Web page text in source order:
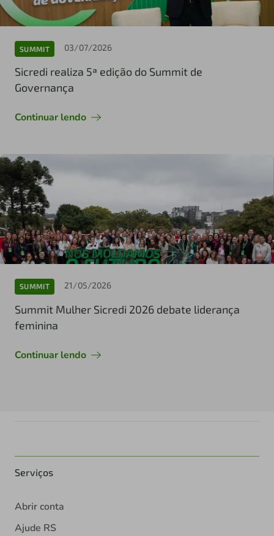
SUMMIT 03/07/2026
Sicredi realiza 5ª edição do Summit de
Governança
Continuar lendo
SUMMIT 21/05/2026
Summit Mulher Sicredi 2026 debate liderança
feminina
Continuar lendo
Serviços
Abrir conta
Ajude RS